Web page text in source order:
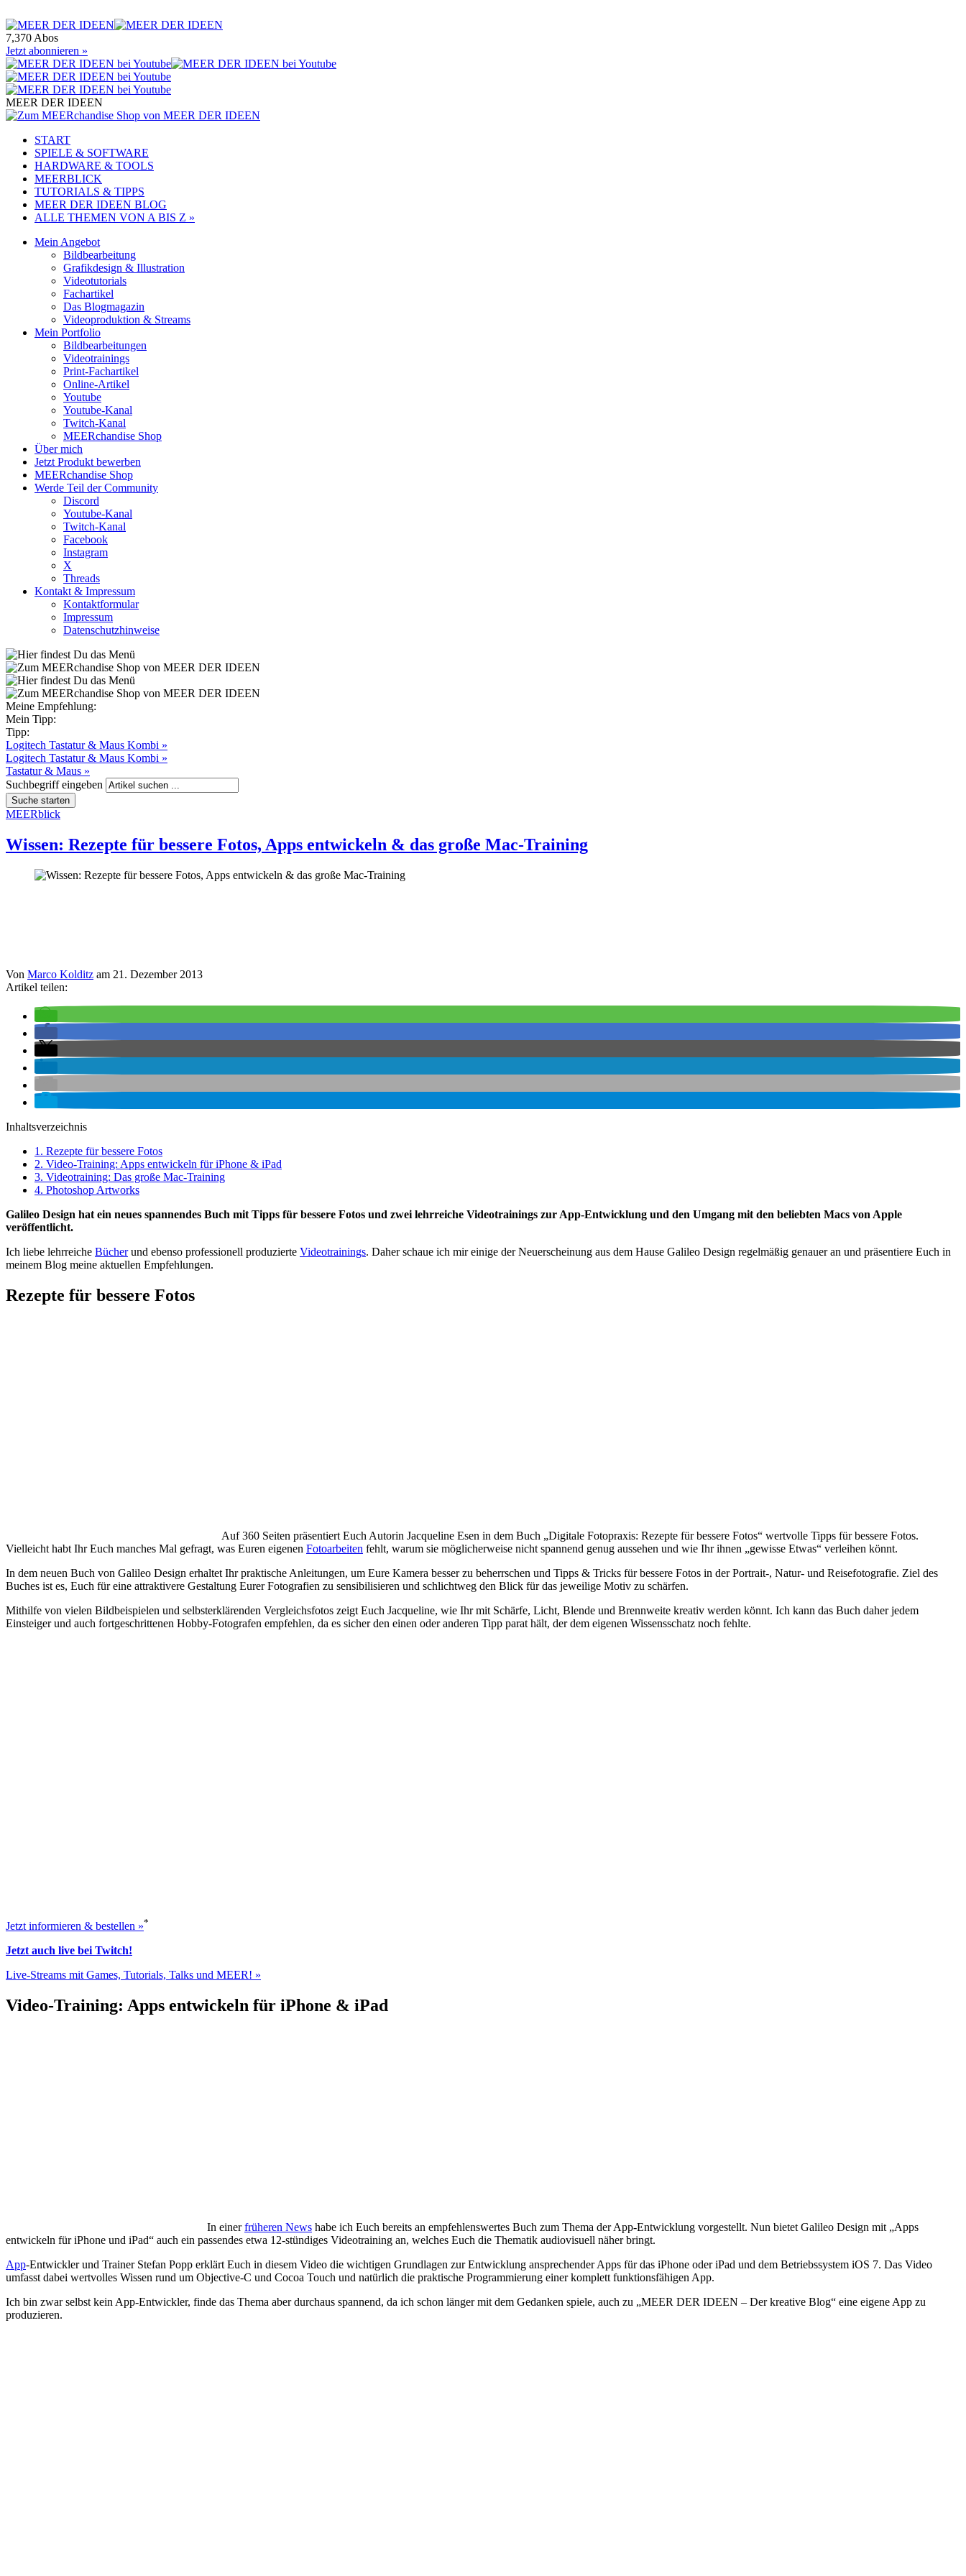
7,370 Abos
Jetzt abonnieren »
MEER DER IDEEN
START
SPIELE & SOFTWARE
HARDWARE & TOOLS
MEERBLICK
TUTORIALS & TIPPS
MEER DER IDEEN BLOG
ALLE THEMEN VON A BIS Z »
Mein Angebot
Bildbearbeitung
Grafikdesign & Illustration
Videotutorials
Fachartikel
Das Blogmagazin
Videoproduktion & Streams
Mein Portfolio
Bildbearbeitungen
Videotrainings
Print-Fachartikel
Online-Artikel
Youtube
Youtube-Kanal
Twitch-Kanal
MEERchandise Shop
Über mich
Jetzt Produkt bewerben
MEERchandise Shop
Werde Teil der Community
Discord
Youtube-Kanal
Twitch-Kanal
Facebook
Instagram
X
Threads
Kontakt & Impressum
Kontaktformular
Impressum
Datenschutzhinweise
Meine Empfehlung:
Mein Tipp:
Tipp:
Logitech Tastatur & Maus Kombi »
Logitech Tastatur & Maus Kombi »
Tastatur & Maus »
Suchbegriff eingeben
MEERblick
Wissen: Rezepte für bessere Fotos, Apps entwickeln & das große Mac-Training
Von Marco Kolditz am 21. Dezember 2013
Artikel teilen:
Inhaltsverzeichnis
1. Rezepte für bessere Fotos
2. Video-Training: Apps entwickeln für iPhone & iPad
3. Videotraining: Das große Mac-Training
4. Photoshop Artworks
Galileo Design hat ein neues spannendes Buch mit Tipps für bessere Fotos und zwei lehrreiche Videotrainings zur App-Entwicklung und den Umgang mit den beliebten Macs von Apple
veröffentlicht.
Ich liebe lehrreiche Bücherund ebenso professionell produzierte Videotrainings. Daher schaue ich mir einige der Neuerscheinung aus dem Hause Galileo Design regelmäßig genauer an und präsentiere Euch in
meinem Blog meine aktuellen Empfehlungen.
Rezepte für bessere Fotos
Auf 360 Seiten präsentiert Euch Autorin Jacqueline Esen in dem Buch „Digitale Fotopraxis: Rezepte für bessere Fotos“ wertvolle Tipps für bessere Fotos.
Vielleicht habt Ihr Euch manches Mal gefragt, was Euren eigenen Fotoarbeiten fehlt, warum sie möglicherweise nicht spannend genug aussehen und wie Ihr ihnen „gewisse Etwas“ verleihen könnt.
In dem neuen Buch von Galileo Design erhaltet Ihr praktische Anleitungen, um Eure Kamera besser zu beherrschen und Tipps & Tricks für bessere Fotos in der Portrait-, Natur- und Reisefotografie. Ziel des
Buches ist es, Euch für eine attraktivere Gestaltung Eurer Fotografien zu sensibilisieren und schlichtweg den Blick für das jeweilige Motiv zu schärfen.
Mithilfe von vielen Bildbeispielen und selbsterklärenden Vergleichsfotos zeigt Euch Jacqueline, wie Ihr mit Schärfe, Licht, Blende und Brennweite kreativ werden könnt. Ich kann das Buch daher jedem
Einsteiger und auch fortgeschrittenen Hobby-Fotografen empfehlen, da es sicher den einen oder anderen Tipp parat hält, der dem eigenen Wissensschatz noch fehlte.
Jetzt informieren & bestellen »*
Jetzt auch live bei Twitch!
Live-Streams mit Games, Tutorials, Talks und MEER! »
Video-Training: Apps entwickeln für iPhone & iPad
In einerfrüheren News habe ich Euch bereits an empfehlenswertes Buch zum Thema der App-Entwicklung vorgestellt. Nun bietet Galileo Design mit „Apps
entwickeln für iPhone und iPad“ auch ein passendes etwa 12-stündiges Videotraining an, welches Euch die Thematik audiovisuell näher bringt.
App-Entwickler und Trainer Stefan Popp erklärt Euch in diesem Video die wichtigen Grundlagen zur Entwicklung ansprechender Apps für das iPhone oder iPad und dem Betriebssystem iOS 7. Das Video
umfasst dabei wertvolles Wissen rund um Objective-C und Cocoa Touch und natürlich die praktische Programmierung einer komplett funktionsfähigen App.
Ich bin zwar selbst kein App-Entwickler, finde das Thema aber durchaus spannend, da ich schon länger mit dem Gedanken spiele, auch zu „MEER DER IDEEN – Der kreative Blog“ eine eigene App zu
produzieren.